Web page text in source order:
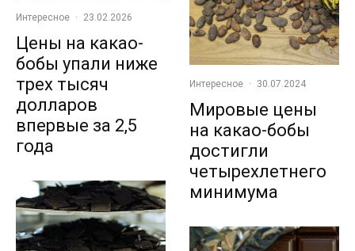
Интересное · 23.02.2026
Цены на какао-
бобы упали ниже
трех тысяч
долларов
впервые за 2,5
года
Интересное · 30.07.2024
Мировые цены
на какао-бобы
достигли
четырехлетнего
минимума